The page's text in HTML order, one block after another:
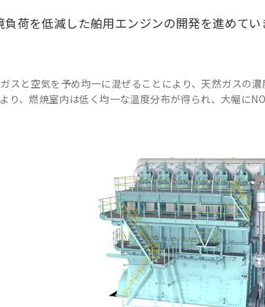
その他
海外事務所
荷を低減した舶用エンジンの開発を進めて
スと空気を予め均一に混ぜることにより、天然ガスの
り、燃焼室内は低く均一な温度分布が得られ、大幅に